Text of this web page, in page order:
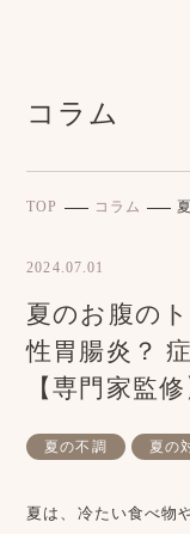
コラム
TOP コラム
2024.07.01
夏のお腹の
性胃腸炎？
【専門家監修
夏の不調 夏の
夏は、冷たい食べ物